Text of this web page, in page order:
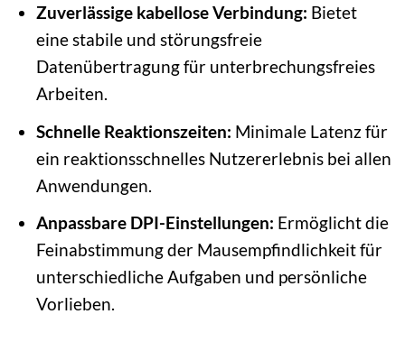
Zuverlässige kabellose Verbindung: Bietet
eine stabile und störungsfreie
Datenübertragung für unterbrechungsfreies
Arbeiten.
Schnelle Reaktionszeiten: Minimale Latenz für
ein reaktionsschnelles Nutzererlebnis bei allen
Anwendungen.
Anpassbare DPI-Einstellungen: Ermöglicht die
Feinabstimmung der Mausempfindlichkeit für
unterschiedliche Aufgaben und persönliche
Vorlieben.